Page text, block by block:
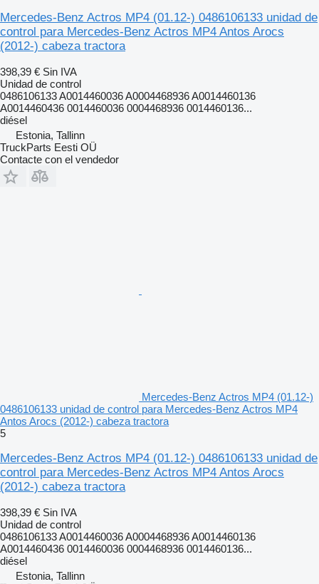
Mercedes-Benz Actros MP4 (01.12-) 0486106133 unidad de
control para Mercedes-Benz Actros MP4 Antos Arocs
(2012-) cabeza tractora
398,39 € Sin IVA
Unidad de control
0486106133 A0014460036 A0004468936 A0014460136
A0014460436 0014460036 0004468936 0014460136...
diésel
Estonia, Tallinn
TruckParts Eesti OÜ
Contacte con el vendedor
Mercedes-Benz Actros MP4 (01.12-)
0486106133 unidad de control para Mercedes-Benz Actros MP4
Antos Arocs (2012-) cabeza tractora
5
Mercedes-Benz Actros MP4 (01.12-) 0486106133 unidad de
control para Mercedes-Benz Actros MP4 Antos Arocs
(2012-) cabeza tractora
398,39 € Sin IVA
Unidad de control
0486106133 A0014460036 A0004468936 A0014460136
A0014460436 0014460036 0004468936 0014460136...
diésel
Estonia, Tallinn